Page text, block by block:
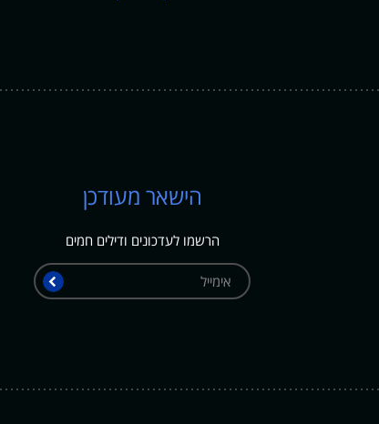
הישאר מעודכן
הרשמו לעדכונים ודילים חמים
שלח